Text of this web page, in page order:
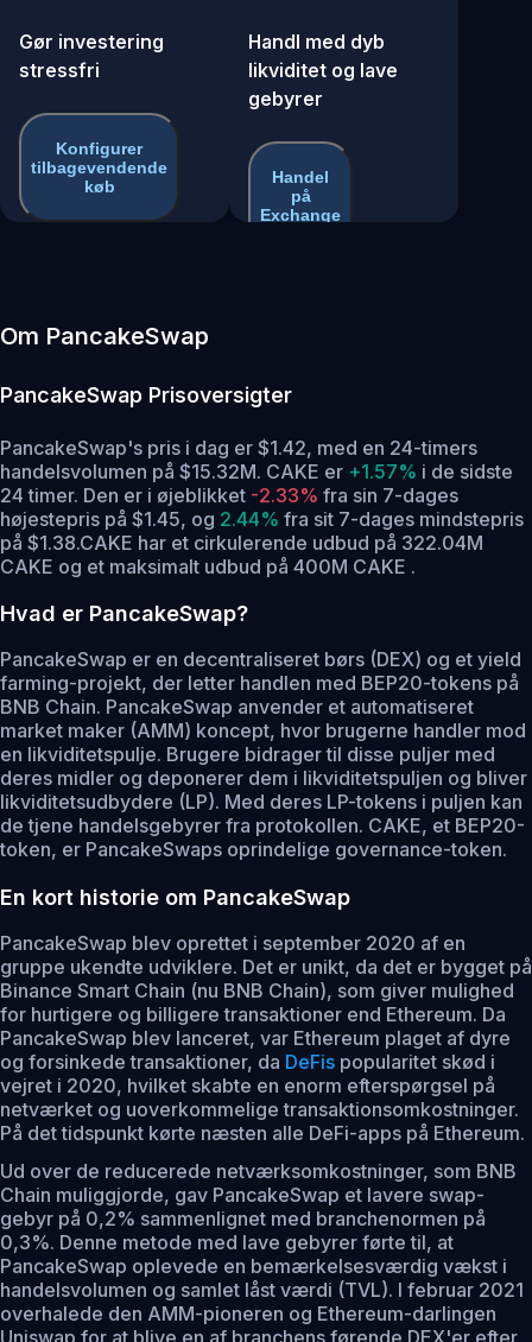
Gør investering
stressfri
Konfigurer
tilbagevendende
køb
Handl med dyb
likviditet og lave
gebyrer
Handel
på
Exchange
Om PancakeSwap
PancakeSwap Prisoversigter
PancakeSwap's pris i dag er $1.42, med en 24-timers
handelsvolumen på $15.32M. CAKE er +1.57% i de sidste
24 timer. Den er i øjeblikket -2.33% fra sin 7-dages
højestepris på $1.45, og 2.44% fra sit 7-dages mindstepris
på $1.38.CAKE har et cirkulerende udbud på 322.04M
CAKE og et maksimalt udbud på 400M CAKE .
Hvad er PancakeSwap?
PancakeSwap er en decentraliseret børs (DEX) og et yield
farming-projekt, der letter handlen med BEP20-tokens på
BNB Chain. PancakeSwap anvender et automatiseret
market maker (AMM) koncept, hvor brugerne handler mod
en likviditetspulje. Brugere bidrager til disse puljer med
deres midler og deponerer dem i likviditetspuljen og bliver
likviditetsudbydere (LP). Med deres LP-tokens i puljen kan
de tjene handelsgebyrer fra protokollen. CAKE, et BEP20-
token, er PancakeSwaps oprindelige governance-token.
En kort historie om PancakeSwap
PancakeSwap blev oprettet i september 2020 af en
gruppe ukendte udviklere. Det er unikt, da det er bygget på
Binance Smart Chain (nu BNB Chain), som giver mulighed
for hurtigere og billigere transaktioner end Ethereum. Da
PancakeSwap blev lanceret, var Ethereum plaget af dyre
og forsinkede transaktioner, da DeFis popularitet skød i
vejret i 2020, hvilket skabte en enorm efterspørgsel på
netværket og uoverkommelige transaktionsomkostninger.
På det tidspunkt kørte næsten alle DeFi-apps på Ethereum.
Ud over de reducerede netværksomkostninger, som BNB
Chain muliggjorde, gav PancakeSwap et lavere swap-
gebyr på 0,2% sammenlignet med branchenormen på
0,3%. Denne metode med lave gebyrer førte til, at
PancakeSwap oplevede en bemærkelsesværdig vækst i
handelsvolumen og samlet låst værdi (TVL). I februar 2021
overhalede den AMM-pioneren og Ethereum-darlingen